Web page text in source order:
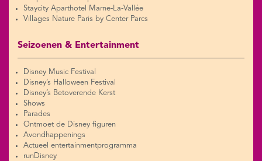
Staycity Aparthotel Marne-La-Vallée
Villages Nature Paris by Center Parcs
Seizoenen & Entertainment
Disney Music Festival
Disney’s Halloween Festival
Disney’s Betoverende Kerst
Shows
Parades
Ontmoet de Disney figuren
Avondhappenings
Actueel entertainmentprogramma
runDisney